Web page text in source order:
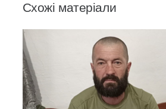
Схожі матеріали